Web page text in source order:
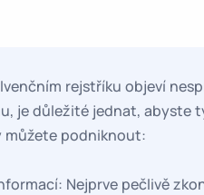
rejstříku objeví
je důležité jednat, abyste
můžete podniknout:
Nejprve pečlivě